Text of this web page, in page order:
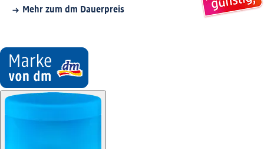
Mehr zum dm Dauerpreis